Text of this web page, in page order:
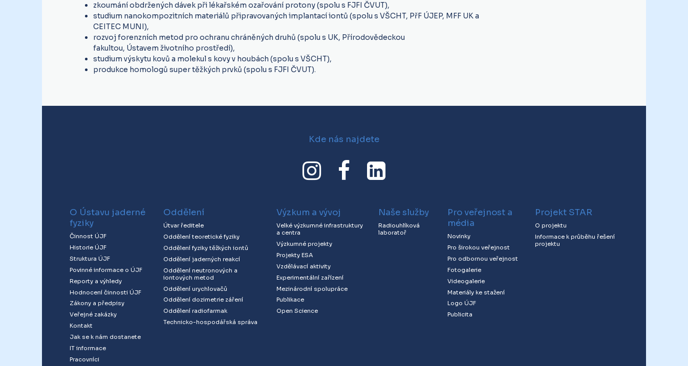
zkoumání obdržených dávek při lékařském ozařování protony (spolu s FJFI ČVUT),
studium nanokompozitních materiálů připravovaných implantací iontů (spolu s VŠCHT, PřF ÚJEP, MFF UK a
CEITEC MUNI),
rozvoj forenzních metod pro ochranu chráněných druhů (spolu s UK, Přírodovědeckou
fakultou, Ústavem životního prostředí),
studium výskytu kovů a molekul s kovy v houbách (spolu s VŠCHT),
produkce homologů super těžkých prvků (spolu s FJFI ČVUT).
Kde nás najdete
O Ústavu jaderné
fyziky
Činnost ÚJF
Historie ÚJF
Struktura ÚJF
Povinné informace o ÚJF
Reporty a výhledy
Hodnocení činnosti ÚJF
Zákony a předpisy
Veřejné zakázky
Kontakt
Jak se k nám dostanete
IT informace
Pracovníci
Oddělení
Útvar ředitele
Oddělení teoretické fyziky
Oddělení fyziky těžkých iontů
Oddělení jaderných reakcí
Oddělení neutronových a
iontových metod
Oddělení urychlovačů
Oddělení dozimetrie záření
Oddělení radiofarmak
Technicko-hospodářská správa
Výzkum a vývoj
Velké výzkumné infrastruktury
a centra
Výzkumné projekty
Projekty ESA
Vzdělávací aktivity
Experimentální zařízení
Mezinárodní spolupráce
Publikace
Open Science
Naše služby
Radiouhlíková
laboratoř
Pro veřejnost a
média
Novinky
Pro širokou veřejnost
Pro odbornou veřejnost
Fotogalerie
Videogalerie
Materiály ke stažení
Logo ÚJF
Publicita
Projekt STAR
O projektu
Informace k průběhu řešení
projektu